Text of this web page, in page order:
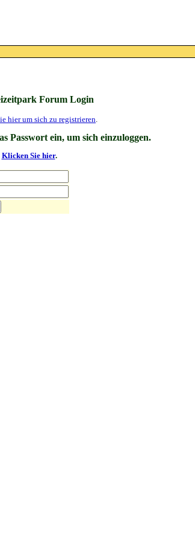
Forum Login
hier um sich zu registrieren.
Passwort ein, um sich einzuloggen.
Klicken Sie hier.